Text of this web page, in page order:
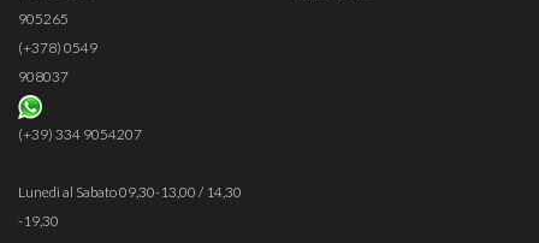
905265
(+378) 0549
908037
(+39) 334 9054207
Lunedì al Sabato 09,30-13,00 / 14,30
-19,30